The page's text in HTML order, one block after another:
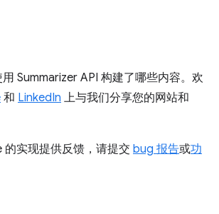
Summarizer API 构建了哪些内容。欢
和 LinkedIn 上与我们分享您的网站和
实现提供反馈，请提交 bug 报告或功